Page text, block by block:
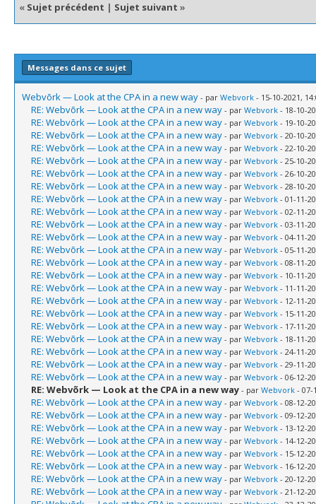
« Sujet précédent | Sujet suivant »
Messages dans ce sujet
Webvõrk — Look at the CPA in a new way - par Webvork - 15-10-2021,
RE: Webvõrk — Look at the CPA in a new way - par Webvork - 18-10-
RE: Webvõrk — Look at the CPA in a new way - par Webvork - 19-10-
RE: Webvõrk — Look at the CPA in a new way - par Webvork - 20-10-
RE: Webvõrk — Look at the CPA in a new way - par Webvork - 22-10-
RE: Webvõrk — Look at the CPA in a new way - par Webvork - 25-10-
RE: Webvõrk — Look at the CPA in a new way - par Webvork - 26-10-
RE: Webvõrk — Look at the CPA in a new way - par Webvork - 28-10-
RE: Webvõrk — Look at the CPA in a new way - par Webvork - 01-11-
RE: Webvõrk — Look at the CPA in a new way - par Webvork - 02-11-
RE: Webvõrk — Look at the CPA in a new way - par Webvork - 03-11-
RE: Webvõrk — Look at the CPA in a new way - par Webvork - 04-11-
RE: Webvõrk — Look at the CPA in a new way - par Webvork - 05-11-
RE: Webvõrk — Look at the CPA in a new way - par Webvork - 08-11-
RE: Webvõrk — Look at the CPA in a new way - par Webvork - 10-11-
RE: Webvõrk — Look at the CPA in a new way - par Webvork - 11-11-
RE: Webvõrk — Look at the CPA in a new way - par Webvork - 12-11-
RE: Webvõrk — Look at the CPA in a new way - par Webvork - 15-11-
RE: Webvõrk — Look at the CPA in a new way - par Webvork - 17-11-
RE: Webvõrk — Look at the CPA in a new way - par Webvork - 18-11-
RE: Webvõrk — Look at the CPA in a new way - par Webvork - 24-11-
RE: Webvõrk — Look at the CPA in a new way - par Webvork - 29-11-
RE: Webvõrk — Look at the CPA in a new way - par Webvork - 06-12-
RE: Webvõrk — Look at the CPA in a new way - par Webvork - 07-
RE: Webvõrk — Look at the CPA in a new way - par Webvork - 08-12-
RE: Webvõrk — Look at the CPA in a new way - par Webvork - 09-12-
RE: Webvõrk — Look at the CPA in a new way - par Webvork - 13-12-
RE: Webvõrk — Look at the CPA in a new way - par Webvork - 14-12-
RE: Webvõrk — Look at the CPA in a new way - par Webvork - 15-12-
RE: Webvõrk — Look at the CPA in a new way - par Webvork - 16-12-
RE: Webvõrk — Look at the CPA in a new way - par Webvork - 20-12-
RE: Webvõrk — Look at the CPA in a new way - par Webvork - 21-12-